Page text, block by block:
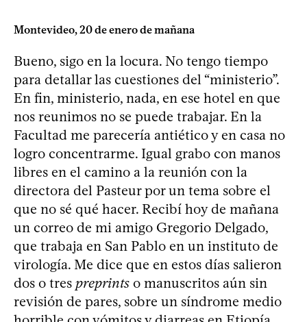
Montevideo, 20 de enero de mañana
Bueno, sigo en la locura. No tengo tiempo
para detallar las cuestiones del “ministerio”.
En fin, ministerio, nada, en ese hotel en que
nos reunimos no se puede trabajar. En la
Facultad me parecería antiético y en casa no
logro concentrarme. Igual grabo con manos
libres en el camino a la reunión con la
directora del Pasteur por un tema sobre el
que no sé qué hacer. Recibí hoy de mañana
un correo de mi amigo Gregorio Delgado,
que trabaja en San Pablo en un instituto de
virología. Me dice que en estos días salieron
dos o tres preprints o manuscritos aún sin
revisión de pares, sobre un síndrome medio